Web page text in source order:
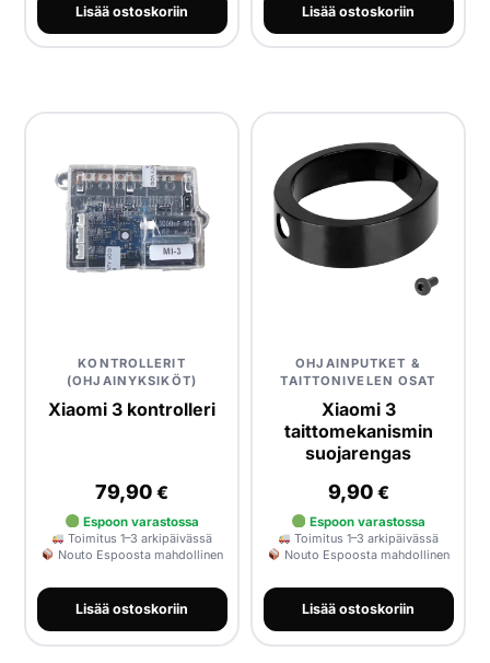
Lisää ostoskoriin Lisää ostoskoriin
KONTROLLERIT
(OHJAINYKSIKÖT)
Xiaomi 3 kontrolleri
79,90 €
Espoon varastossa
Toimitus 1–3 arkipäivässä
Nouto Espoosta mahdollinen
Lisää ostoskoriin
OHJAINPUTKET &
TAITTONIVELEN OSAT
Xiaomi 3
taittomekanismin
suojarengas
9,90 €
Espoon varastossa
Toimitus 1–3 arkipäivässä
Nouto Espoosta mahdollinen
Lisää ostoskoriin